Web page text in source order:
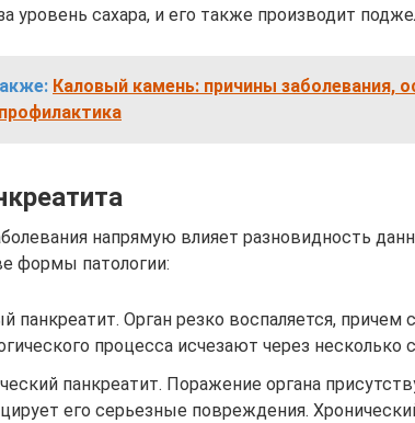
уровень сахара, и его также производит
Каловый камень: причины заболевания,
напрямую влияет разновидность
формы патологии:
панкреатит. Орган резко воспаляется,
процесса исчезают через несколько
панкреатит. Поражение органа
его серьезные повреждения.